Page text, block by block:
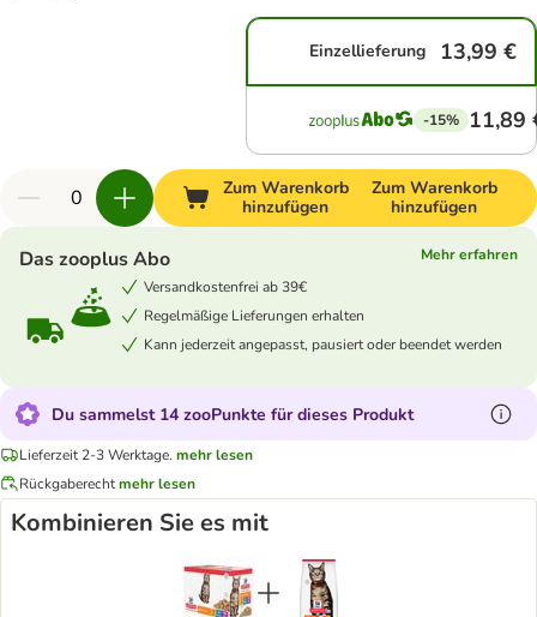
Einzellieferung 13,99 €
-15% 11,89
Zum Warenkorb
hinzufügen
Zum Warenkorb
hinzufügen
Das zooplus Abo
Mehr erfahren
Versandkostenfrei ab 39€
Regelmäßige Lieferungen erhalten
Kann jederzeit angepasst, pausiert oder beendet werden
Du sammelst 14 zooPunkte für dieses Produkt
Lieferzeit 2-3 Werktage. mehr lesen
Rückgaberechtmehr lesen
Kombinieren Sie es mit